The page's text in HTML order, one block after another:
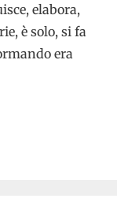
elabora,
è solo, si fa
era